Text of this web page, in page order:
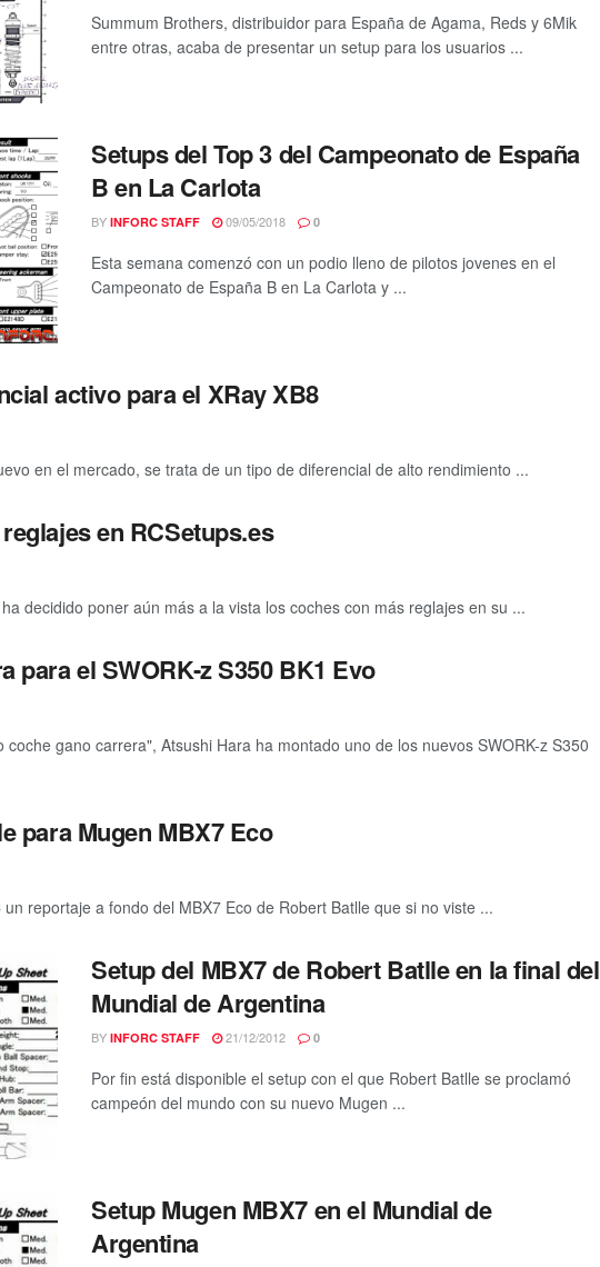
Summum Brothers, distribuidor para España de Agama, Reds y 6Mik
entre otras, acaba de presentar un setup para los usuarios ...
Setups del Top 3 del Campeonato de España
B en La Carlota
BY INFORC STAFF 09/05/2018 0
Esta semana comenzó con un podio lleno de pilotos jovenes en el
Campeonato de España B en La Carlota y ...
activo para el XRay XB8
en el mercado, se trata de un tipo de diferencial de alto rendimiento ...
en RCSetups.es
decidido poner aún más a la vista los coches con más reglajes en su ...
para el SWORK-z S350 BK1 Evo
gano carrera", Atsushi Hara ha montado uno de los nuevos SWORK-z S350
para Mugen MBX7 Eco
reportaje a fondo del MBX7 Eco de Robert Batlle que si no viste ...
Setup del MBX7 de Robert Batlle en la final del
Mundial de Argentina
BY INFORC STAFF 21/12/2012 0
Por fin está disponible el setup con el que Robert Batlle se proclamó
campeón del mundo con su nuevo Mugen ...
Setup Mugen MBX7 en el Mundial de
Argentina